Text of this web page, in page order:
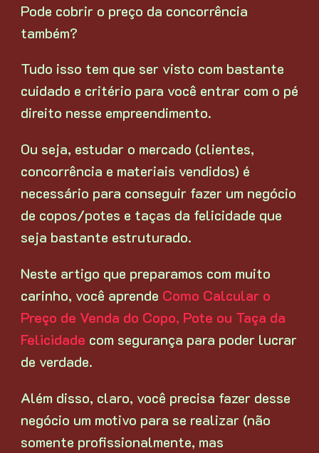
Pode cobrir o preço da concorrência
também?
Tudo isso tem que ser visto com bastante
cuidado e critério para você entrar com o pé
direito nesse empreendimento.
Ou seja, estudar o mercado (clientes,
concorrência e materiais vendidos) é
necessário para conseguir fazer um negócio
de copos/potes e taças da felicidade que
seja bastante estruturado.
Neste artigo que preparamos com muito
carinho, você aprende Como Calcular o
Preço de Venda do Copo, Pote ou Taça da
Felicidade com segurança para poder lucrar
de verdade.
Além disso, claro, você precisa fazer desse
negócio um motivo para se realizar (não
somente profissionalmente, mas